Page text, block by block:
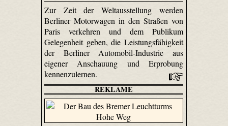
Zur Zeit der Weltausstellung werden
Berliner Motorwagen in den Straßen von
Paris verkehren und dem Publikum
Gelegenheit geben, die Leistungsfähigkeit
der Berliner Automobil-Industrie aus
eigener Anschauung und Erprobung
kennenzulernen.
REKLAME